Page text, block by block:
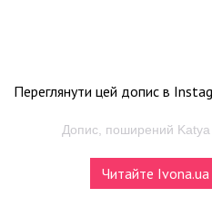
Переглянути цей допис в
Допис, поширений
Читайте